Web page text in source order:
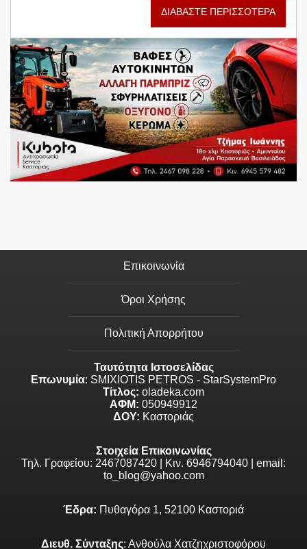
ΔΙΑΒΑΣΤΕ ΠΕΡΙΣΣΟΤΕΡΑ
Επικοινωνία
Όροι Χρήσης
Πολιτική Απορρήτου
Ταυτότητα Ιστοσελίδας
Επωνυμία: SMIXIOTIS PETROS - StarSystemPro
Τίτλος: oladeka.com
ΑΦΜ: 050949912
ΔΟΥ: Καστοριάς
Στοιχεία Επικοινωνίας
Τηλ. Γραφείου: 2467087420 | Κιν. 6946794040 | email:
to_blog@yahoo.com
Έδρα: Πυθαγόρα 1, 52100 Καστοριά
Διευθ. Σύνταξης: Ανθούλα Χατζηχριστοφόρου